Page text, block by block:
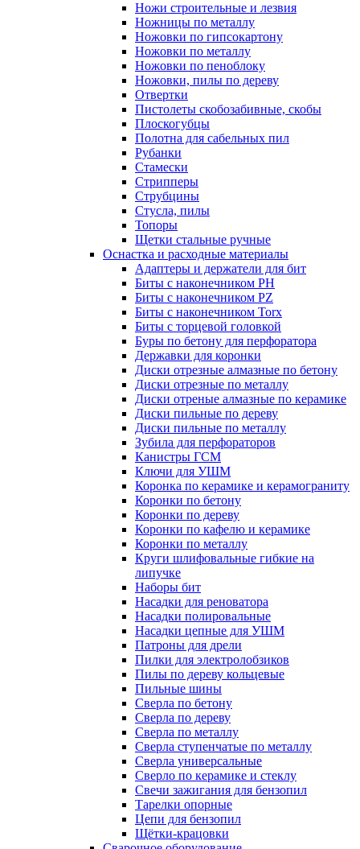
Ножи строительные и лезвия
Ножницы по металлу
Ножовки по гипсокартону
Ножовки по металлу
Ножовки по пеноблоку
Ножовки, пилы по дереву
Отвертки
Пистолеты скобозабивные, скобы
Плоскогубцы
Полотна для сабельных пил
Рубанки
Стамески
Стрипперы
Струбцины
Стусла, пилы
Топоры
Щетки стальные ручные
Оснастка и расходные материалы
Адаптеры и держатели для бит
Биты с наконечником PH
Биты с наконечником PZ
Биты с наконечником Torx
Биты с торцевой головкой
Буры по бетону для перфоратора
Державки для коронки
Диски отрезные алмазные по бетону
Диски отрезные по металлу
Диски отреные алмазные по керамике
Диски пильные по дереву
Диски пильные по металлу
Зубила для перфораторов
Канистры ГСМ
Ключи для УШМ
Коронка по керамике и керамограниту
Коронки по бетону
Коронки по дереву
Коронки по кафелю и керамике
Коронки по металлу
Круги шлифовальные гибкие на
липучке
Наборы бит
Насадки для реноватора
Насадки полировальные
Насадки цепные для УШМ
Патроны для дрели
Пилки для электролобзиков
Пилы по дереву кольцевые
Пильные шины
Сверла по бетону
Сверла по дереву
Сверла по металлу
Сверла ступенчатые по металлу
Сверла универсальные
Сверло по керамике и стеклу
Свечи зажигания для бензопил
Тарелки опорные
Цепи для бензопил
Щётки-крацовки